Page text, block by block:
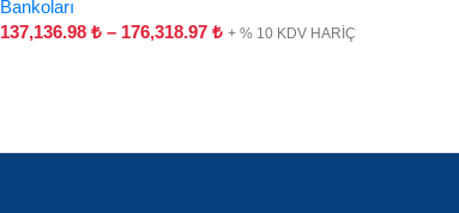
Bankoları
137,136.98 ₺ – 176,318.97 ₺ + % 10 KDV HARİÇ